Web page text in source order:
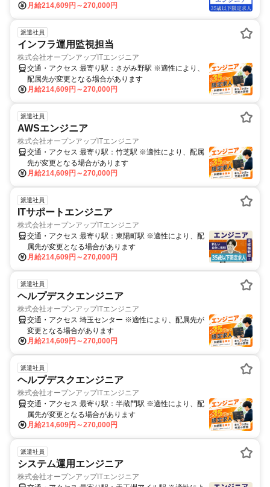
月給214,609円～270,000円
派遣社員
インフラ運用監視担当
株式会社オープンアップITエンジニア
月給214,609円～270,000円
交通・アクセス 最寄り駅：さがみ野駅 ※適性により、
配属先が変更となる場合があります
派遣社員
AWSエンジニア
株式会社オープンアップITエンジニア
月給214,609円～270,000円
交通・アクセス 最寄り駅：竹芝駅 ※適性により、配属
先が変更となる場合があります
派遣社員
ITサポートエンジニア
株式会社オープンアップITエンジニア
月給214,609円～270,000円
交通・アクセス 最寄り駅：東陽町駅 ※適性により、配
属先が変更となる場合があります
派遣社員
ヘルプデスクエンジニア
株式会社オープンアップITエンジニア
月給214,609円～270,000円
交通・アクセス 埼玉センター ※適性により、配属先が
変更となる場合があります
派遣社員
ヘルプデスクエンジニア
株式会社オープンアップITエンジニア
月給214,609円～270,000円
交通・アクセス 最寄り駅：半蔵門駅 ※適性により、配
属先が変更となる場合があります
派遣社員
システム運用エンジニア
株式会社オープンアップITエンジニア